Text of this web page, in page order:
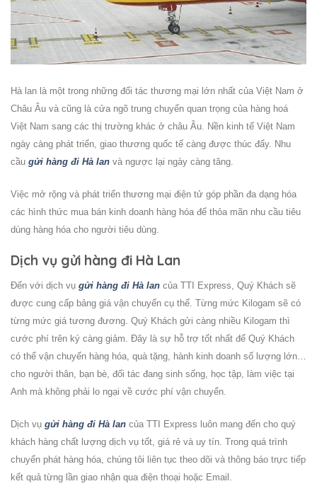
Hà lan là một trong những đối tác thương mại lớn nhất của Việt Nam ở
Châu Âu và cũng là cửa ngõ trung chuyển quan trọng của hàng hoá
Việt Nam sang các thị trường khác ở châu Âu. Nền kinh tế Việt Nam
ngày càng phát triển, giao thương quốc tế càng được thúc đẩy. Nhu
cầu gửi hàng đi Hà lan và ngược lại ngày càng tăng.
Việc mở rộng và phát triển thương mại điện tử góp phần đa dạng hóa
các hình thức mua bán kinh doanh hàng hóa để thỏa mãn nhu cầu tiêu
dùng hàng hóa cho người tiêu dùng.
Dịch vụ gửi hàng đi Hà Lan
Đến với dịch vụ gửi hàng đi Hà lan của TTI Express, Quý Khách sẽ
được cung cấp bảng giá vận chuyển cụ thể. Từng mức Kilogam sẽ có
từng mức giá tương đương. Quý Khách gửi càng nhiều Kilogam thì
cước phí trên ký càng giảm. Đây là sự hỗ trợ tốt nhất để Quý Khách
có thể vận chuyển hàng hóa, quà tặng, hành kinh doanh số lượng lớn…
cho người thân, bạn bè, đối tác đang sinh sống, học tập, làm việc tại
Anh mà không phải lo ngại về cước phí vận chuyển.
Dịch vụ gửi hàng đi Hà lan của TTI Express luôn mang đến cho quý
khách hàng chất lượng dịch vụ tốt, giá rẻ và uy tín. Trong quá trình
chuyển phát hàng hóa, chúng tôi liên tục theo dõi và thông báo trực tiếp
kết quả từng lần giao nhận qua điện thoại hoặc Email.